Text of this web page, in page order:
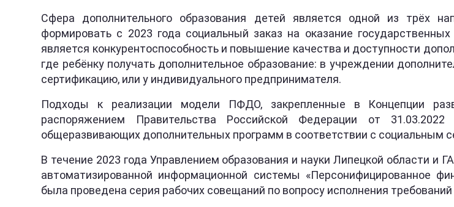
Сфера дополнительного образования детей является одной из трёх
формировать с 2023 года социальный заказ на оказание
является конкурентоспособность и повышение качества и доступности
где ребёнку получать дополнительное образование: в учреждении
сертификацию, или у индивидуального предпринимателя.
Подходы к реализации модели ПФДО, закрепленные в Концепции
распоряжением Правительства Российской Федерации от
общеразвивающих дополнительных программ в соответствии с социальным
В течение 2023 года Управлением образования и науки Липецкой области
автоматизированной информационной системы «Персонифицированное
была проведена серия рабочих совещаний по вопросу исполнения